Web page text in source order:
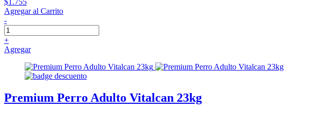
$1.755
Agregar al Carrito
-
+
Agregar
Premium Perro Adulto Vitalcan 23kg